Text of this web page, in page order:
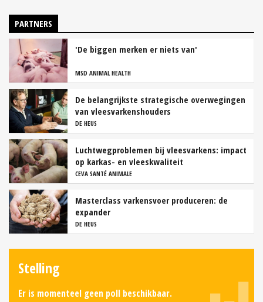
PARTNERS
'De biggen merken er niets van'
MSD ANIMAL HEALTH
De belangrijkste strategische overwegingen
van vleesvarkenshouders
DE HEUS
Luchtwegproblemen bij vleesvarkens: impact
op karkas- en vleeskwaliteit
CEVA SANTÉ ANIMALE
Masterclass varkensvoer produceren: de
expander
DE HEUS
Stelling
Er is momenteel geen poll beschikbaar.